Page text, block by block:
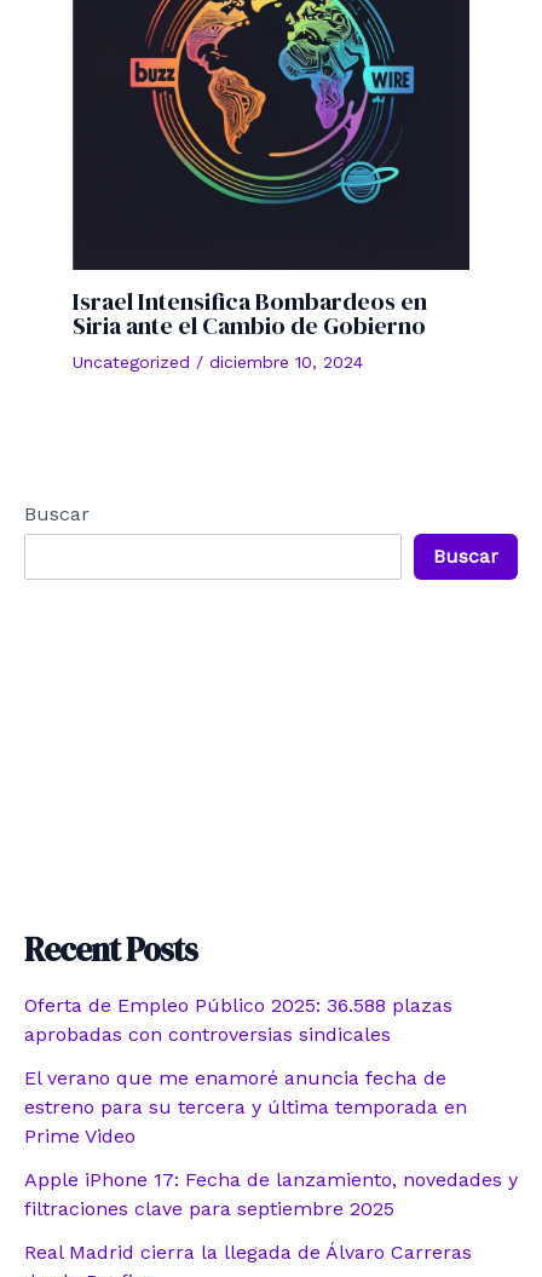
Israel Intensifica Bombardeos en
Siria ante el Cambio de Gobierno
Uncategorized / diciembre 10, 2024
Buscar
Buscar
Recent Posts
Oferta de Empleo Público 2025: 36.588 plazas
aprobadas con controversias sindicales
El verano que me enamoré anuncia fecha de
estreno para su tercera y última temporada en
Prime Video
Apple iPhone 17: Fecha de lanzamiento, novedades y
filtraciones clave para septiembre 2025
Real Madrid cierra la llegada de Álvaro Carreras